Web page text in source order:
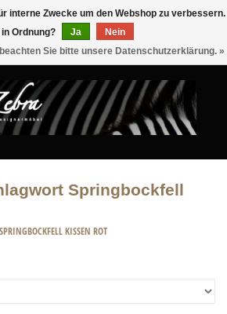
Springbockfell
SPRINGBOCKFELL KISSEN ROT
interne Zwecke um den Webshop zu verbessern.
in Ordnung?
Ja
Nein
Sie bitte unsere Datenschutzerklärung. »